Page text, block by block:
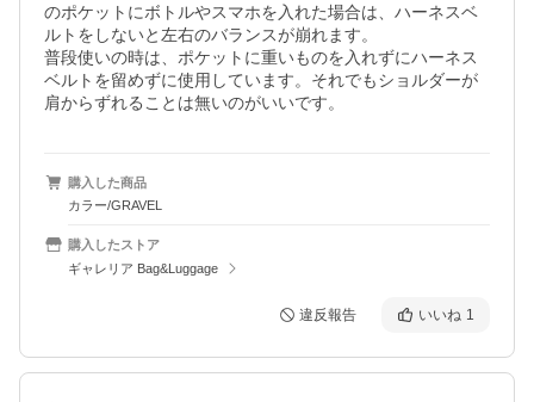
のポケットにボトルやスマホを入れた場合は、ハーネスベ
ルトをしないと左右のバランスが崩れます。
普段使いの時は、ポケットに重いものを入れずにハーネス
ベルトを留めずに使用しています。それでもショルダーが
肩からずれることは無いのがいいです。
購入した商品
カラー/GRAVEL
購入したストア
ギャレリア Bag&Luggage
違反報告 いいね 1